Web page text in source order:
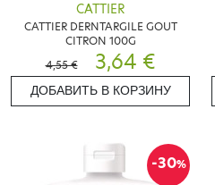
CATTIER
CATTIER DERNTARGILE GOUT
CITRON 100G
4,55 €
3,64 €
ДОБАВИТЬ В КОРЗИНУ
-30%